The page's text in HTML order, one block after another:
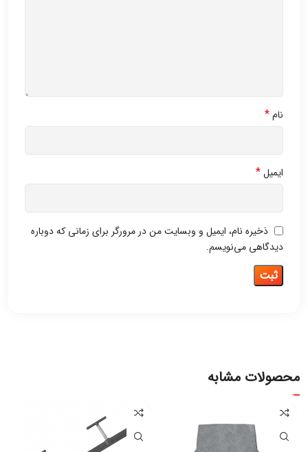
نام*
ایمیل*
ذخیره نام، ایمیل و وبسایت من در مرورگر برای زمانی که دوباره
دیدگاهی می‌نویسم.
محصولات مشابه